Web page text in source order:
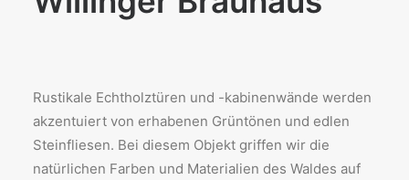
Rustikale Echtholztüren und -kabinenwände werden
akzentuiert von erhabenen Grüntönen und edlen
Steinfliesen. Bei diesem Objekt griffen wir die
natürlichen Farben und Materialien des Waldes auf